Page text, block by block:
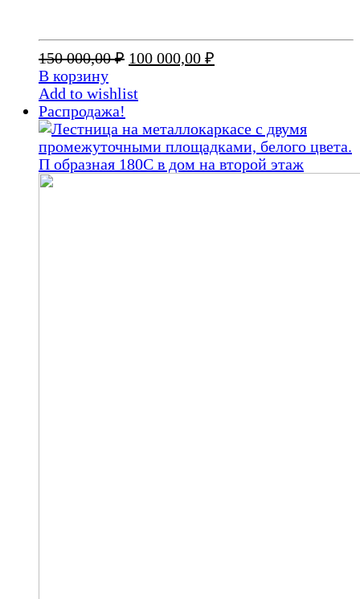
150 000,00₽ Первоначальная
составляла
000,00 ₽.
100 000,00 ₽
В корзину
Add to wishlist
Распродажа!